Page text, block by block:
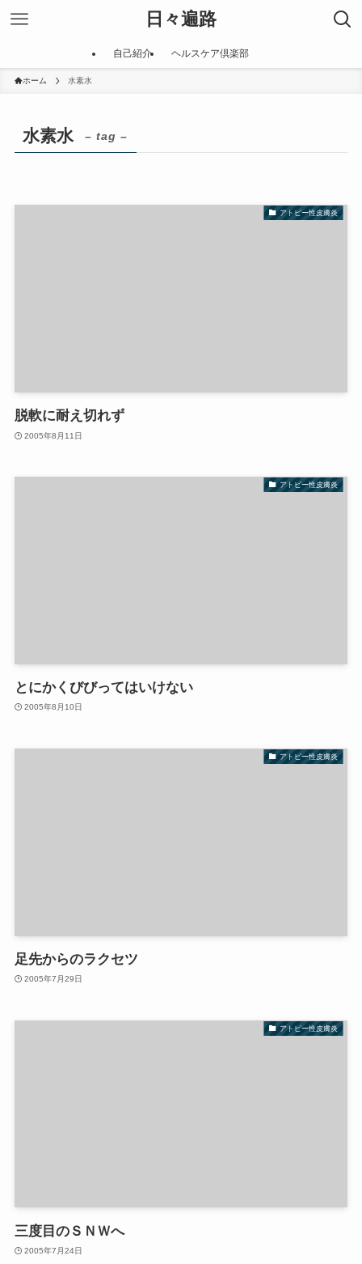
日々遍路
自己紹介 ヘルスケア倶楽部
ホーム 水素水
水素水 – tag –
アトピー性皮膚炎
脱軟に耐え切れず
2005年8月11日
アトピー性皮膚炎
とにかくびびってはいけない
2005年8月10日
アトピー性皮膚炎
足先からのラクセツ
2005年7月29日
アトピー性皮膚炎
三度目のＳＮＷへ
2005年7月24日